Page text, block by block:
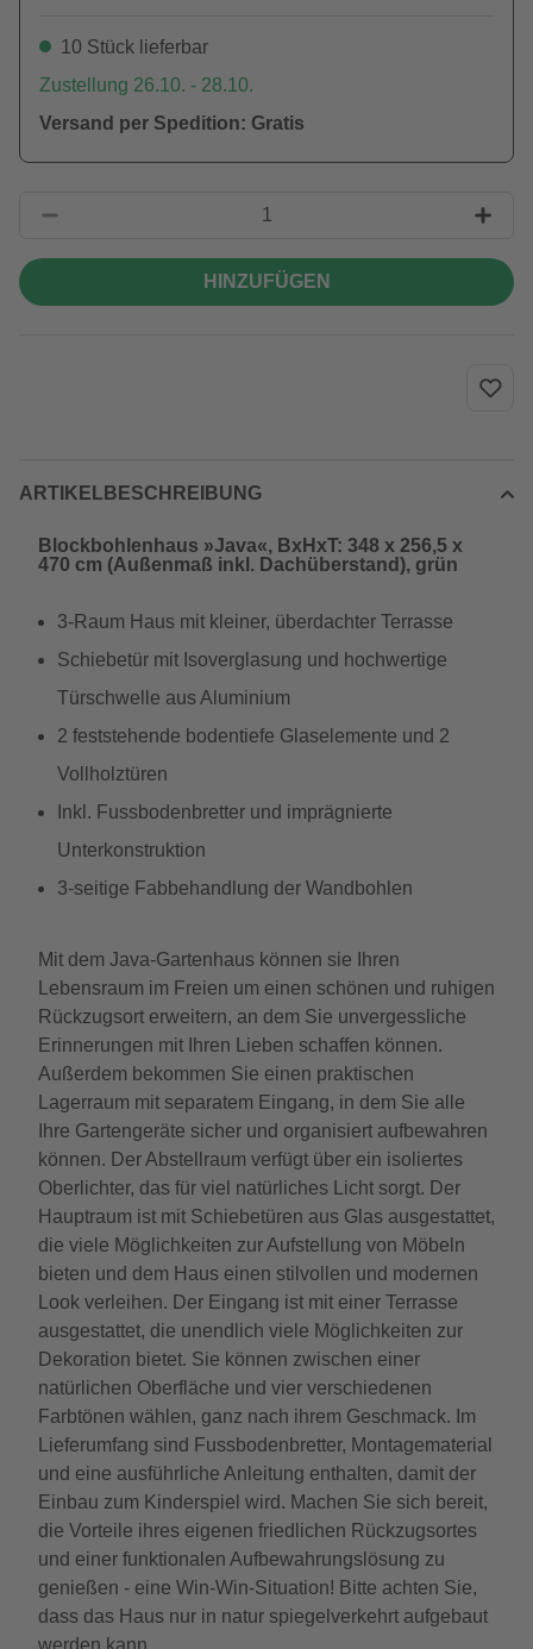
10 Stück lieferbar
Zustellung 26.10. - 28.10.
Versand per Spedition: Gratis
HINZUFÜGEN
ARTIKELBESCHREIBUNG
Blockbohlenhaus »Java«, BxHxT: 348 x 256,5 x
470 cm (Außenmaß inkl. Dachüberstand), grün
3-Raum Haus mit kleiner, überdachter Terrasse
Schiebetür mit Isoverglasung und hochwertige
Türschwelle aus Aluminium
2 feststehende bodentiefe Glaselemente und 2
Vollholztüren
Inkl. Fussbodenbretter und imprägnierte
Unterkonstruktion
3-seitige Fabbehandlung der Wandbohlen
Mit dem Java-Gartenhaus können sie Ihren
Lebensraum im Freien um einen schönen und ruhigen
Rückzugsort erweitern, an dem Sie unvergessliche
Erinnerungen mit Ihren Lieben schaffen können.
Außerdem bekommen Sie einen praktischen
Lagerraum mit separatem Eingang, in dem Sie alle
Ihre Gartengeräte sicher und organisiert aufbewahren
können. Der Abstellraum verfügt über ein isoliertes
Oberlichter, das für viel natürliches Licht sorgt. Der
Hauptraum ist mit Schiebetüren aus Glas ausgestattet,
die viele Möglichkeiten zur Aufstellung von Möbeln
bieten und dem Haus einen stilvollen und modernen
Look verleihen. Der Eingang ist mit einer Terrasse
ausgestattet, die unendlich viele Möglichkeiten zur
Dekoration bietet. Sie können zwischen einer
natürlichen Oberfläche und vier verschiedenen
Farbtönen wählen, ganz nach ihrem Geschmack. Im
Lieferumfang sind Fussbodenbretter, Montagematerial
und eine ausführliche Anleitung enthalten, damit der
Einbau zum Kinderspiel wird. Machen Sie sich bereit,
die Vorteile ihres eigenen friedlichen Rückzugsortes
und einer funktionalen Aufbewahrungslösung zu
genießen - eine Win-Win-Situation! Bitte achten Sie,
dass das Haus nur in natur spiegelverkehrt aufgebaut
werden kann.